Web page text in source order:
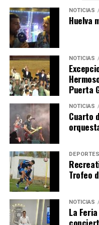
6º DÍA DE LAS
hace 5 días Huelvatv
QUINTA CORRIDA DE
NOTICIAS
Huelva
NOTICIAS
Puerta
NOTICIAS
Cuarto
DEPORTES
Trofeo
NOTICIAS
La